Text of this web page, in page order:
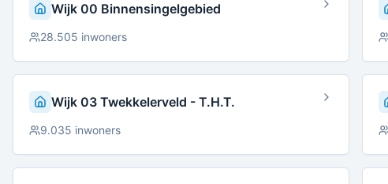
Wijk 00 Binnensingelgebied
28.505 inwoners
Wijk 03 Twekkelerveld - T.H.T.
9.035 inwoners